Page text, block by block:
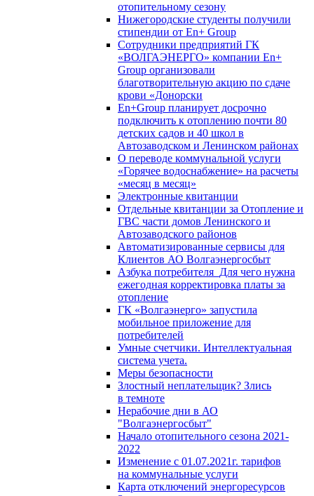
отопительному сезону
Нижегородские студенты получили
стипендии от En+ Group
Сотрудники предприятий ГК
«ВОЛГАЭНЕРГО» компании En+
Group организовали
благотворительную акцию по сдаче
крови «Донорски
En+Group планирует досрочно
подключить к отоплению почти 80
детских садов и 40 школ в
Автозаводском и Ленинском районах
О переводе коммунальной услуги
«Горячее водоснабжение» на расчеты
«месяц в месяц»
Электронные квитанции
Отдельные квитанции за Отопление и
ГВС части домов Ленинского и
Автозаводского районов
Автоматизированные сервисы для
Клиентов АО Волгаэнергосбыт
Азбука потребителя_Для чего нужна
ежегодная корректировка платы за
отопление
ГК «Волгаэнерго» запустила
мобильное приложение для
потребителей
Умные счетчики. Интеллектуальная
система учета.
Меры безопасности
Злостный неплательщик? Злись
в темноте
Нерабочие дни в АО
"Волгаэнергосбыт"
Начало отопительного сезона 2021-
2022
Изменение с 01.07.2021г. тарифов
на коммунальные услуги
Карта отключений энергоресурсов